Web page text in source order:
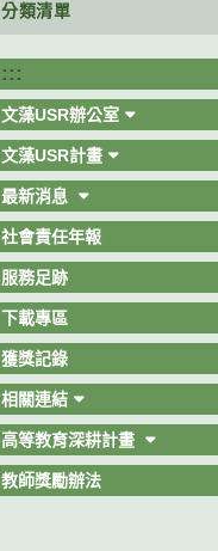
分類清單
:::
文藻USR辦公室
文藻USR計畫
最新消息
社會責任年報
服務足跡
下載專區
獲獎記錄
相關連結
高等教育深耕計畫
教師獎勵辦法